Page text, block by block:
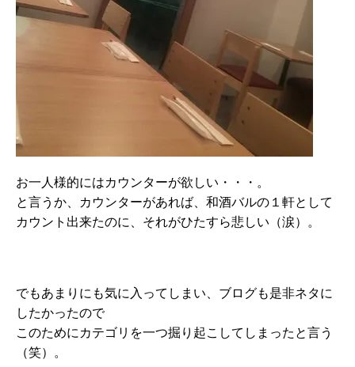
お一人様的にはカウンターが欲しい・・・。
と言うか、カウンターがあれば、和酒バルの１軒として
カウント出来たのに、それがひたすら悲しい（涙）。
でもあまりにも気に入ってしまい、ブログも是非ネタに
したかったので
このためにカテゴリを一つ掘り起こしてしまったと言う
（笑）。